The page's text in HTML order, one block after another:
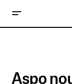
Aspo